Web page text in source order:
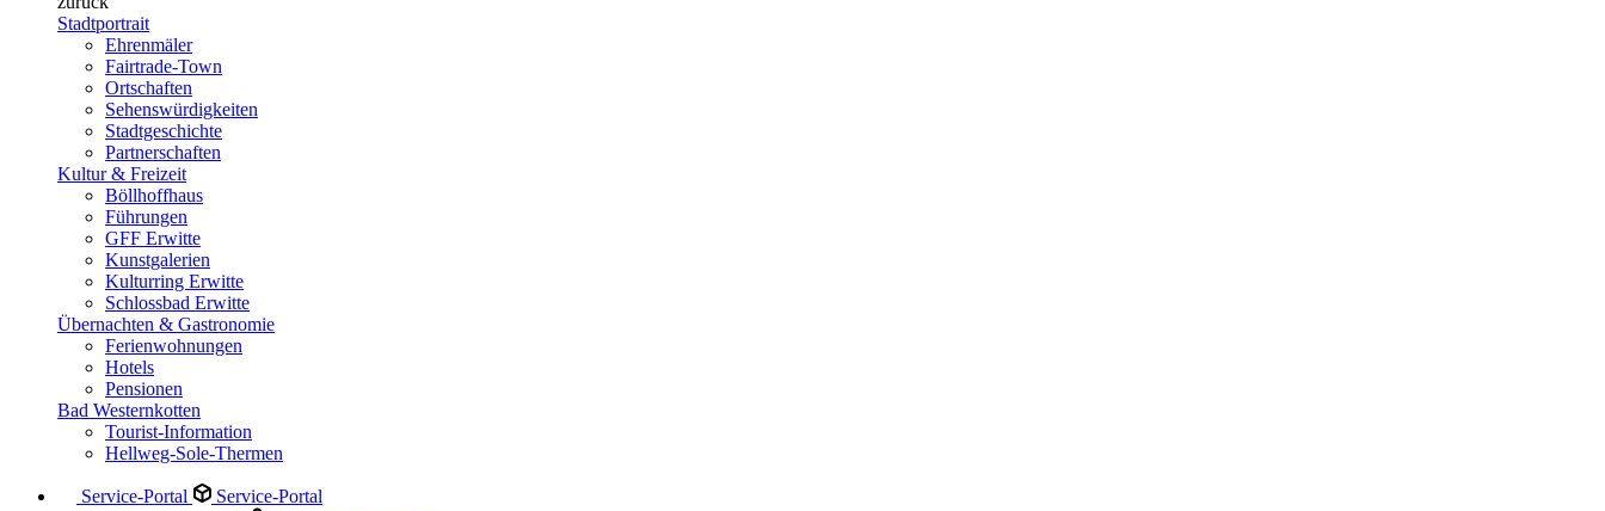
Stadtportrait
Ehrenmäler
Fairtrade-Town
Ortschaften
Sehenswürdigkeiten
Stadtgeschichte
Partnerschaften
Kultur & Freizeit
Böllhoffhaus
Führungen
GFF Erwitte
Kunstgalerien
Kulturring Erwitte
Schlossbad Erwitte
Übernachten & Gastronomie
Ferienwohnungen
Hotels
Pensionen
Bad Westernkotten
Tourist-Information
Hellweg-Sole-Thermen
Service-Portal
Service-Portal